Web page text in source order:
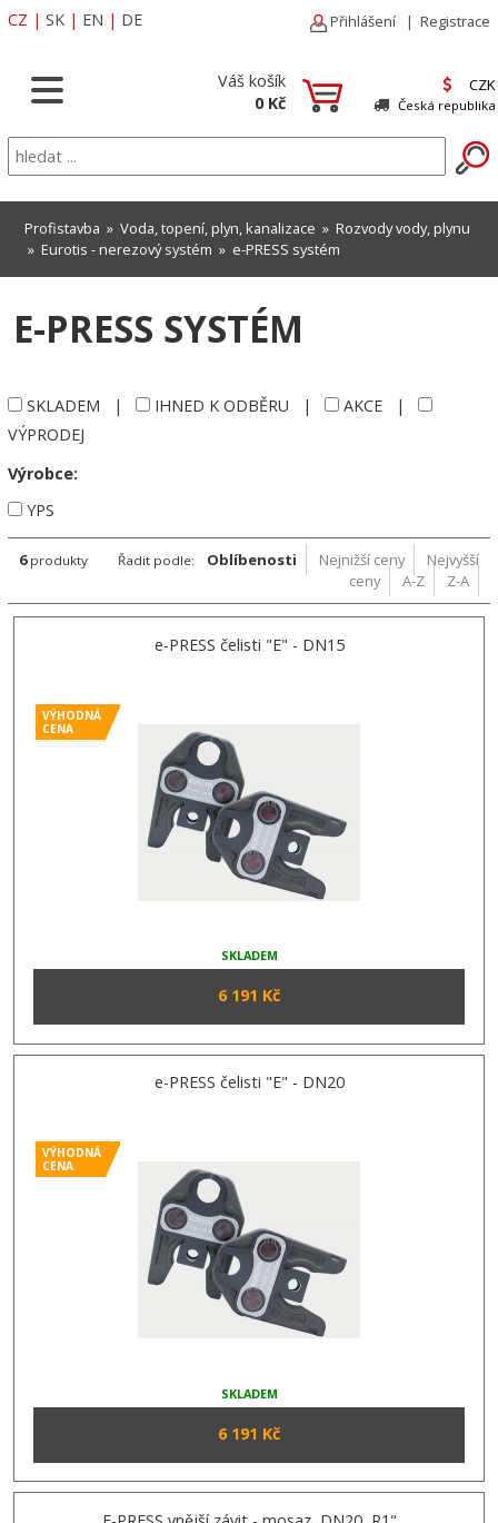
CZ | SK | EN | DE Přihlášení | Registrace
Váš košík
0 Kč
CZK
Česká republika
Profistavba » Voda, topení, plyn, kanalizace » Rozvody vody, plynu
» Eurotis - nerezový systém » e-PRESS systém
E-PRESS SYSTÉM
SKLADEM | IHNED K ODBĚRU | AKCE |
VÝPRODEJ
Výrobce:
YPS
6 produkty Řadit podle: Oblíbenosti Nejnižší ceny
Nejvyšší
ceny
A-Z Z-A
e-PRESS čelisti "E" - DN15
VÝHODNÁ
CENA
SKLADEM
6 191 Kč
e-PRESS čelisti "E" - DN20
VÝHODNÁ
CENA
SKLADEM
6 191 Kč